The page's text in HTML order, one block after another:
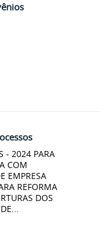
- 2024 PARA
COM
EMPRESA
REFORMA
DOS